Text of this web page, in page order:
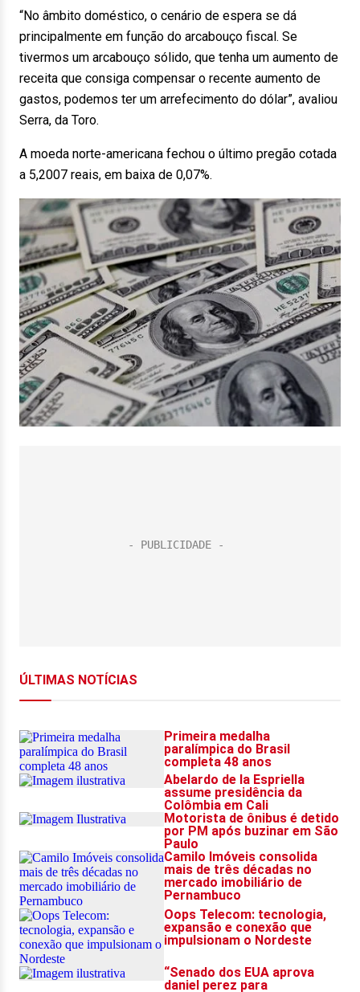
“No âmbito doméstico, o cenário de espera se dá
principalmente em função do arcabouço fiscal. Se
tivermos um arcabouço sólido, que tenha um aumento de
receita que consiga compensar o recente aumento de
gastos, podemos ter um arrefecimento do dólar”, avaliou
Serra, da Toro.
A moeda norte-americana fechou o último pregão cotada
a 5,2007 reais, em baixa de 0,07%.